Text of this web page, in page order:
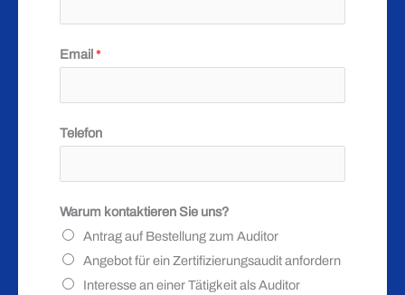
Email *
Telefon
Warum kontaktieren Sie uns?
Antrag auf Bestellung zum Auditor
Angebot für ein Zertifizierungsaudit anfordern
Interesse an einer Tätigkeit als Auditor